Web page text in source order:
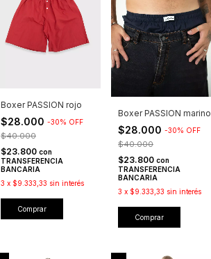
Boxer PASSION rojo
$28.000 -30% OFF
$40.000
$23.800 con
TRANSFERENCIA
BANCARIA
3 x $9.333,33 sin interés
Comprar
Boxer PASSION marino
$28.000 -30% OFF
$40.000
$23.800 con
TRANSFERENCIA
BANCARIA
3 x $9.333,33 sin interés
Comprar